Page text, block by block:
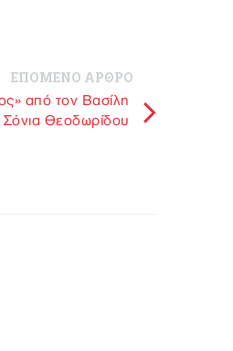
ΕΠΟΜΕΝΟ ΑΡΘΡΟ
από τον Βασίλη
Σόνια Θεοδωρίδου